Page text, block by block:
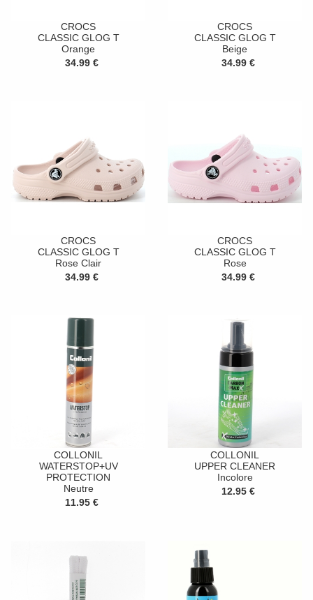
CROCS
CLASSIC GLOG T
Orange
34.99 €
CROCS
CLASSIC GLOG T
Beige
34.99 €
CROCS
CLASSIC GLOG T
Rose Clair
34.99 €
CROCS
CLASSIC GLOG T
Rose
34.99 €
COLLONIL
WATERSTOP+UV
PROTECTION
Neutre
11.95 €
COLLONIL
UPPER CLEANER
Incolore
12.95 €